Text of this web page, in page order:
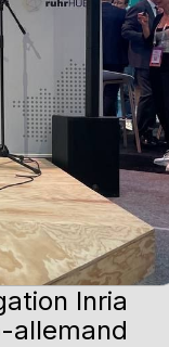
Inria
allemand